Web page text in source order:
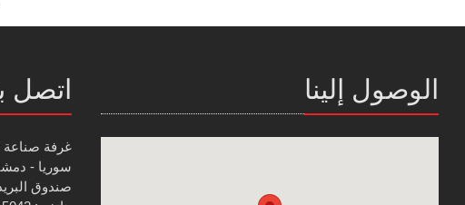
الوصول إلينا اتصل
غرفة
سوريا -
صندوق البريد :